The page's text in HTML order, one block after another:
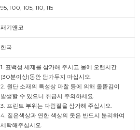
95, 100, 105, 110, 115
패기앤코
한국
1. 표백성 세제를 삼가해 주시고 물에 오랜시간
(30분이상)동안 담가두지 마십시오.
2. 원단 소재의 특성상 마찰 등에 의해 올뜯김이
발생할 수 있으니 취급시 주의하세요.
3. 프린트 부위는 다림질을 삼가해 주십시오.
4. 짙은색상과 연한 색상의 옷은 반드시 분리하여
세탁해주십시오.